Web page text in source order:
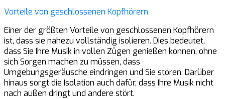
Vorteile von geschlossenen Kopfhörern
Einer der größten Vorteile von geschlossenen Kopfhörern
ist, dass sie nahezu vollständig isolieren. Dies bedeutet,
dass Sie Ihre Musik in vollen Zügen genießen können, ohne
sich Sorgen machen zu müssen, dass
Umgebungsgeräusche eindringen und Sie stören. Darüber
hinaus sorgt die Isolation auch dafür, dass Ihre Musik nicht
nach außen dringt und andere stört.